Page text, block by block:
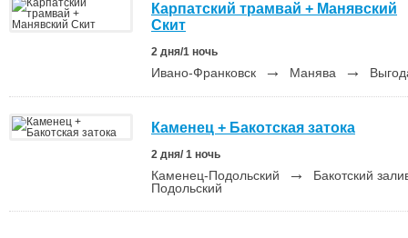
Карпатский трамвай + Манявский
Скит
2 дня/1 ночь
Ивано-Франковск → Манява →
Каменец + Бакотская затока
2 дня/ 1 ночь
Каменец-Подольский →
Бакотский
Подольский